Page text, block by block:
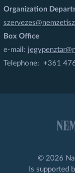
Organization
Box Office
e-mail:
Telephone: +361
© 2026
Is supported